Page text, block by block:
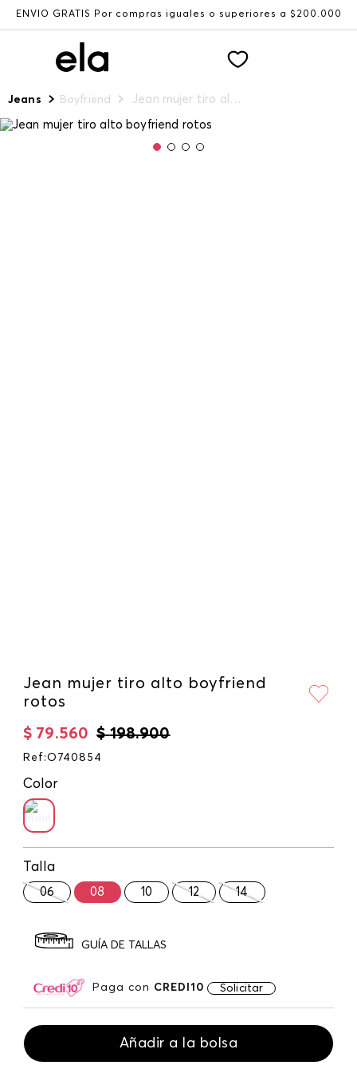
ENVÍO GRATIS Por compras iguales o superiores a $200.000
Jeans Boyfriend Jean mujer tiro alto boyfriend rotos
Jean mujer tiro alto boyfriend
rotos
$ 198.900
$ 79.560
Ref :O740854
Color
Talla
06 08 10 12 14
GUÍA DE TALLAS
Paga con CREDI10 Solicitar
Añadir a la bolsa